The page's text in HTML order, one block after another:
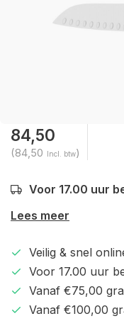
84,50
(84,50 Incl. btw)
Voor 17.00 uur
Lees meer
Veilig & snel
Voor 17.00 uur
Vanaf €75,00
Vanaf €100,00